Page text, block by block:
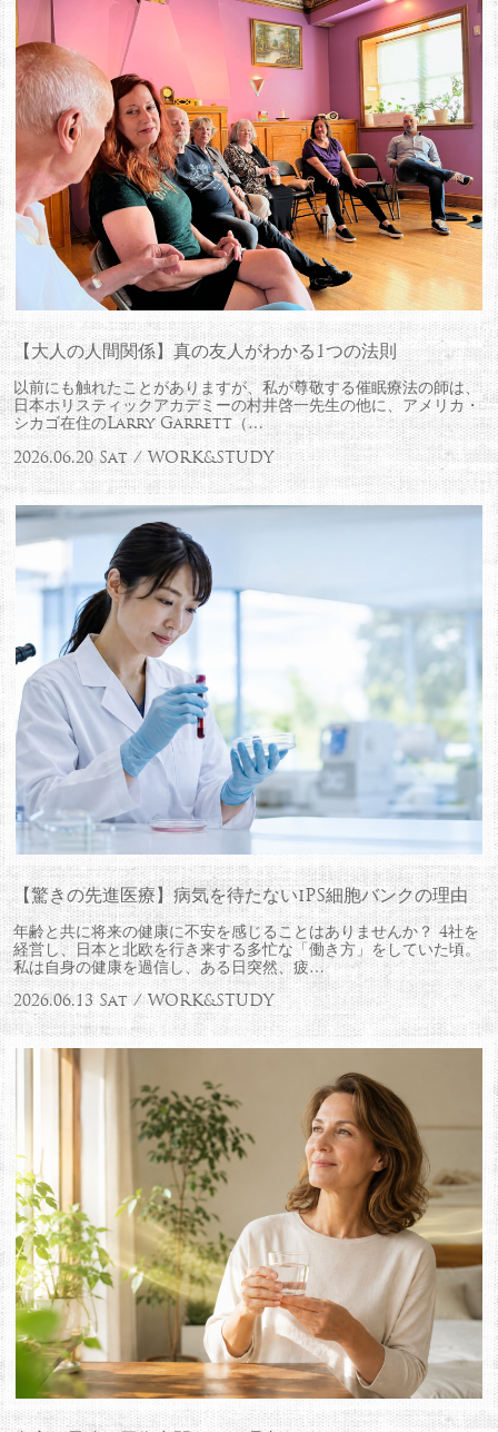
【大人の人間関係】真の友人がわかる1つの法則
以前にも触れたことがありますが、私が尊敬する催眠療法の師は、
日本ホリスティックアカデミーの村井啓一先生の他に、アメリカ・
シカゴ在住のLarry Garrett（…
2026.06.20 Sat / WORK&STUDY
【驚きの先進医療】病気を待たないiPS細胞バンクの理由
年齢と共に将来の健康に不安を感じることはありませんか？ 4社を
経営し、日本と北欧を行き来する多忙な「働き方」をしていた頃。
私は自身の健康を過信し、ある日突然、疲…
2026.06.13 Sat / WORK&STUDY